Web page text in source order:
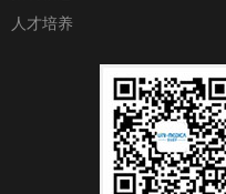
人才培养